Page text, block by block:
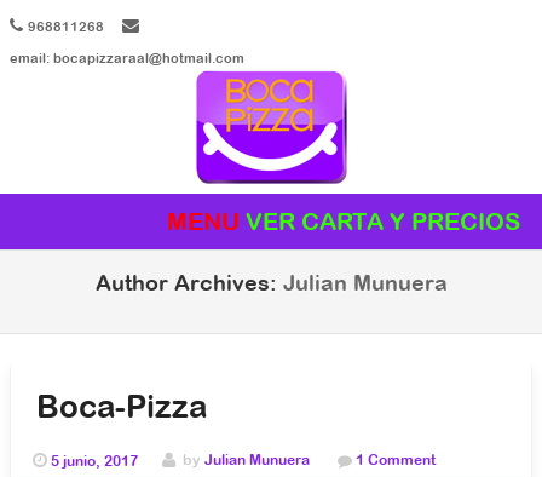
968811268
email: bocapizzaraal@hotmail.com
MENU
Author Archives: Julian Munuera
Boca-Pizza
5 junio, 2017 by Julian Munuera 1 Comment